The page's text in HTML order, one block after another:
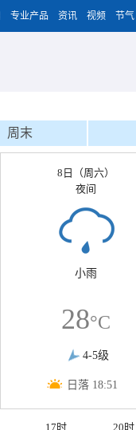
专业产品 资讯 视频 节气
周末
8日（周六）
夜间
小雨
28°C
4-5级
日落 18:51
17时 20时